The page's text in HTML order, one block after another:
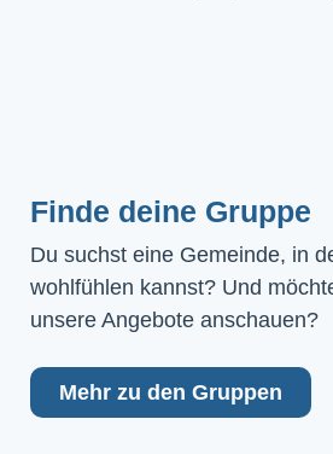
Finde deine Gruppe
Du suchst eine Gemeinde, in
wohlfühlen kannst? Und
unsere Angebote anschauen?
Mehr zu den Gruppen